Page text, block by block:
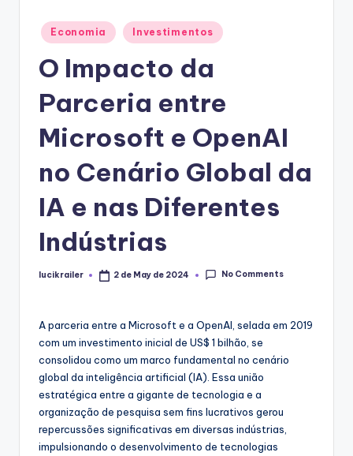
Posted
in
Economia Investimentos
O Impacto da
Parceria entre
Microsoft e OpenAI
no Cenário Global da
IA e nas Diferentes
Indústrias
Posted
lucikrailer 2 de May de 2024 No Comments
A parceria entre a Microsoft e a OpenAI, selada em 2019
com um investimento inicial de US$ 1 bilhão, se
consolidou como um marco fundamental no cenário
global da inteligência artificial (IA). Essa união
estratégica entre a gigante de tecnologia e a
organização de pesquisa sem fins lucrativos gerou
repercussões significativas em diversas indústrias,
impulsionando o desenvolvimento de tecnologias